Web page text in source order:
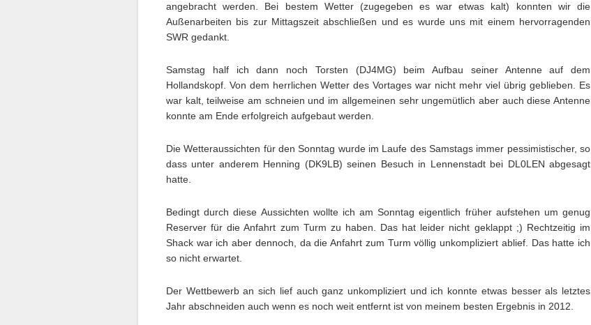
angebracht werden. Bei bestem Wetter (zugegeben es war etwas kalt) konnten wir die
Außenarbeiten bis zur Mittagszeit abschließen und es wurde uns mit einem hervorragenden
SWR gedankt.
Samstag half ich dann noch Torsten (DJ4MG) beim Aufbau seiner Antenne auf dem
Hollandskopf. Von dem herrlichen Wetter des Vortages war nicht mehr viel übrig geblieben. Es
war kalt, teilweise am schneien und im allgemeinen sehr ungemütlich aber auch diese Antenne
konnte am Ende erfolgreich aufgebaut werden.
Die Wetteraussichten für den Sonntag wurde im Laufe des Samstags immer pessimistischer, so
dass unter anderem Henning (DK9LB) seinen Besuch in Lennenstadt bei DL0LEN abgesagt
hatte.
Bedingt durch diese Aussichten wollte ich am Sonntag eigentlich früher aufstehen um genug
Reserver für die Anfahrt zum Turm zu haben. Das hat leider nicht geklappt ;) Rechtzeitig im
Shack war ich aber dennoch, da die Anfahrt zum Turm völlig unkompliziert ablief. Das hatte ich
so nicht erwartet.
Der Wettbewerb an sich lief auch ganz unkompliziert und ich konnte etwas besser als letztes
Jahr abschneiden auch wenn es noch weit entfernt ist von meinem besten Ergebnis in 2012.